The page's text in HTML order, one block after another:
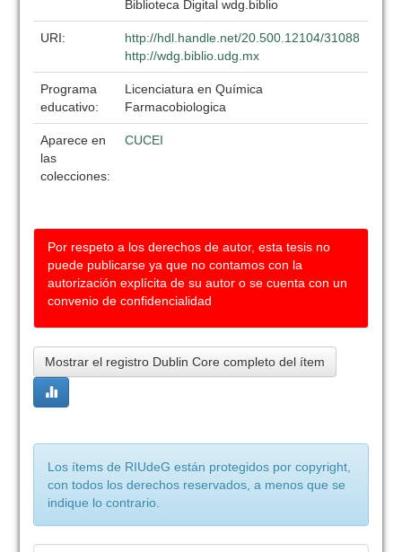
Biblioteca Digital wdg.biblio
URI:
http://hdl.handle.net/20.500.12104/31088
http://wdg.biblio.udg.mx
Programa
educativo:
Licenciatura en Química
Farmacobiologica
Aparece en
las
colecciones:
CUCEI
Por respeto a los derechos de autor, esta tesis no
puede publicarse ya que no contamos con la
autorización explícita de su autor o se cuenta con un
convenio de confidencialidad
Mostrar el registro Dublin Core completo del ítem
Los ítems de RIUdeG están protegidos por copyright,
con todos los derechos reservados, a menos que se
indique lo contrario.